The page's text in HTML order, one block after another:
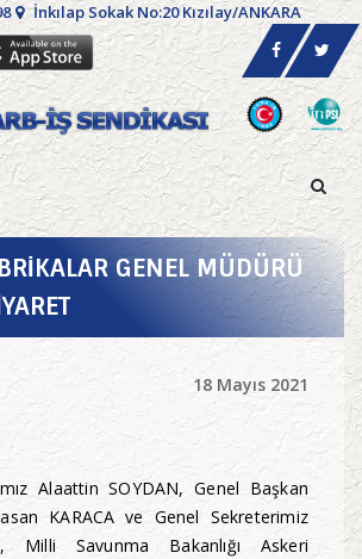
İnkılap Sokak No:20 Kızılay/ANKARA
GENEL MÜDÜRÜ
18 Mayıs 2021
Alaattin SOYDAN, Genel Başkan
KARACA ve Genel Sekreterimiz
Milli Savunma Bakanlığı Askeri